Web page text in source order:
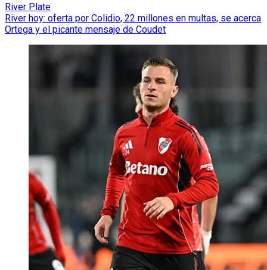
River Plate
River hoy: oferta por Colidio, 22 millones en multas, se acerca
Ortega y el picante mensaje de Coudet